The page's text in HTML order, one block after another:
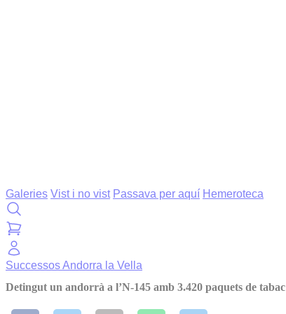
Galeries Vist i no vist Passava per aquí Hemeroteca
SuccessosAndorra la Vella
Detingut un andorrà a l’N-145 amb 3.420 paquets de tabac